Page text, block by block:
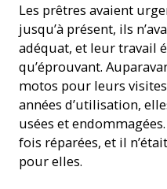
Les prêtres avaient
jusqu’à présent, ils
adéquat, et leur travail
qu’éprouvant.
motos pour leurs
années d’utilisation,
usées et
fois réparées, et il
pour elles.